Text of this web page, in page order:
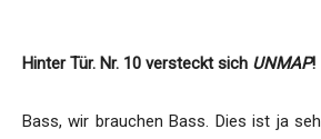
Hinter Tür. Nr. 10 versteckt sich UNMAP!
Bass, wir brauchen Bass. Dies ist ja